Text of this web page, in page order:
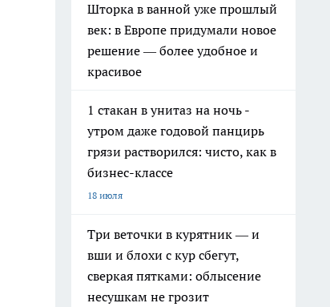
Шторка в ванной уже прошлый
век: в Европе придумали новое
решение — более удобное и
красивое
1 стакан в унитаз на ночь -
утром даже годовой панцирь
грязи растворился: чисто, как в
бизнес-классе
18 июля
Три веточки в курятник — и
вши и блохи с кур сбегут,
сверкая пятками: облысение
несушкам не грозит